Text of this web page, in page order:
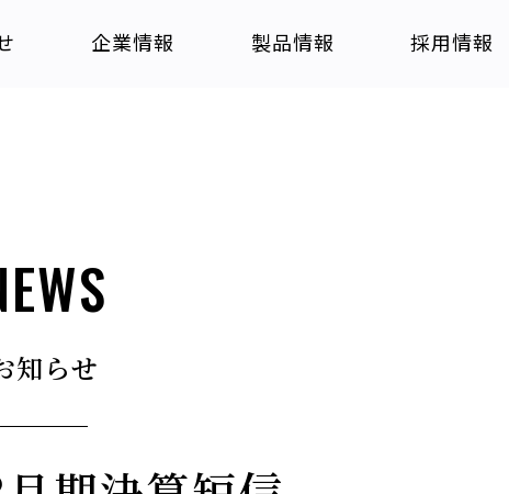
企業情報 製品情報 採用情報
知らせ